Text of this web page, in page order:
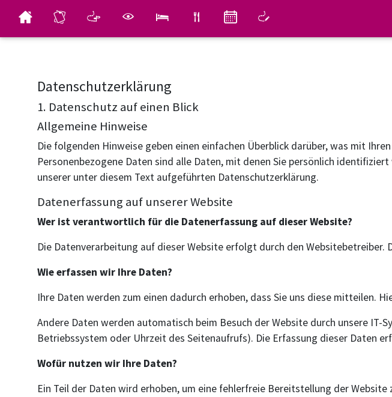
Datenschutzerklärung
1. Datenschutz auf einen Blick
Allgemeine Hinweise
Die folgenden Hinweise geben einen einfachen Überblick darüber, was mit
Personenbezogene Daten sind alle Daten, mit denen Sie persönlich
unserer unter diesem Text aufgeführten Datenschutzerklärung.
Datenerfassung auf unserer Website
Wer ist verantwortlich für die Datenerfassung auf dieser Website?
Die Datenverarbeitung auf dieser Website erfolgt durch den
Wie erfassen wir Ihre Daten?
Ihre Daten werden zum einen dadurch erhoben, dass Sie uns diese mitteilen.
Andere Daten werden automatisch beim Besuch der Website durch unsere
Betriebssystem oder Uhrzeit des Seitenaufrufs). Die Erfassung dieser Daten
Wofür nutzen wir Ihre Daten?
Ein Teil der Daten wird erhoben, um eine fehlerfreie Bereitstellung der